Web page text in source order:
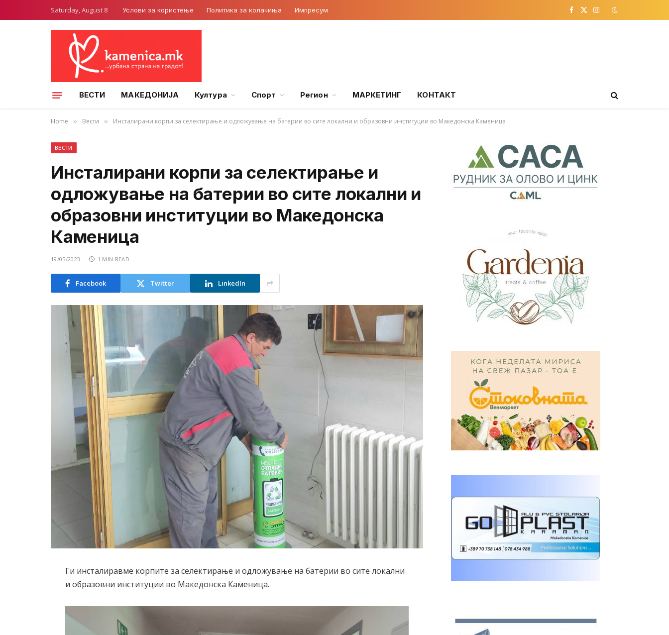
Saturday, August 8 Услови за користење Политика за колачиња Импресум Facebook
X
Instagram
ВЕСТИ МАКЕДОНИЈА Култура Спорт Регион МАРКЕТИНГ КОНТАКТ
Home » Вести » Инсталирани корпи за селектирање и одложување на батерии во сите локални и образовни институции во Македонска Каменица
ВЕСТИ
Инсталирани корпи за селектирање и
одложување на батерии во сите локални и
образовни институции во Македонска
Каменица
19/05/2023 1 MIN READ
Facebook Twitter LinkedIn
Ги инсталиравме корпите за селектирање и одложување на батерии во сите локални
и образовни институции во Македонска Каменица.